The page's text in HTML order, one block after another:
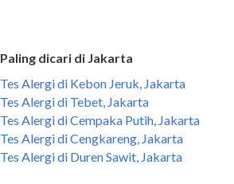
Paling dicari di Jakarta
Tes Alergi di Kebon Jeruk, Jakarta
Tes Alergi di Tebet, Jakarta
Tes Alergi di Cempaka Putih, Jakarta
Tes Alergi di Cengkareng, Jakarta
Tes Alergi di Duren Sawit, Jakarta